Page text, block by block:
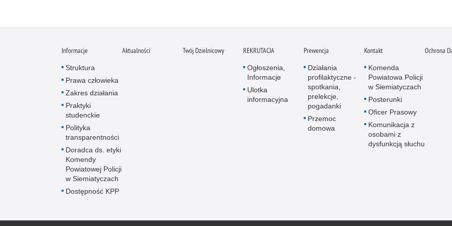
Informacje
Struktura
Prawa człowieka
Zakres działania
Praktyki
studenckie
Polityka
transparentności
Doradca ds. etyki
Komendy
Powiatowej Policji
w Siemiatyczach
Dostępność KPP
Aktualności Twój Dzielnicowy REKRUTACJA
Ogłoszenia,
Informacje
Ulotka
informacyjna
Prewencja
Działania
profilaktyczne -
spotkania,
prelekcje,
pogadanki
Przemoc
domowa
Kontakt
Komenda
Powiatowa Policji
w Siemiatyczach
Posterunki
Oficer Prasowy
Komunikacja z
osobami z
dysfunkcją słuchu
Ochrona